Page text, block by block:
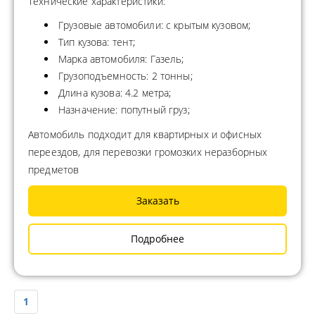
Грузовые автомобили: с крытым кузовом;
Тип кузова: тент;
Марка автомобиля: Газель;
Грузоподъемность: 2 тонны;
Длина кузова: 4.2 метра;
Назначение: попутный груз;
Автомобиль подходит для квартирных и офисных
переездов, для перевозки громозких неразборных
предметов
Заказать
Подробнее
1